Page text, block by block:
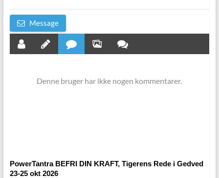
Message
Denne bruger har ikke nogen kommentarer.
PowerTantra BEFRI DIN KRAFT, Tigerens Rede i Gedved
23-25 okt 2026